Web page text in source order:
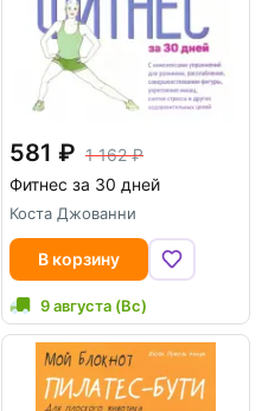
581
1 162
Фитнес за 30 дней
Коста Джованни
В корзину
9 августа (Вс)